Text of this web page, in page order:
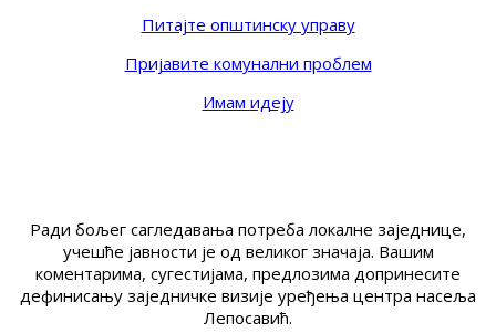
Питајте општинску управу
Пријавите комунални проблем
Имам идеју
Ради бољег сагледавања потреба локалне заједнице,
учешће јавности је од великог значаја. Вашим
коментарима, сугестијама, предлозима допринесите
дефинисању заједничке визије уређења центра насеља
Лепосавић.